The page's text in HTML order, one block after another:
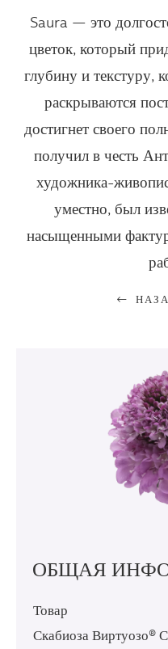
Saura — это
цветок, который
глубину и текстуру,
раскрываются
достигнет своего
получил в честь
художника-
уместно, был
насыщенными
ОБЩАЯ
Товар
Скабиоза Виртуозо®